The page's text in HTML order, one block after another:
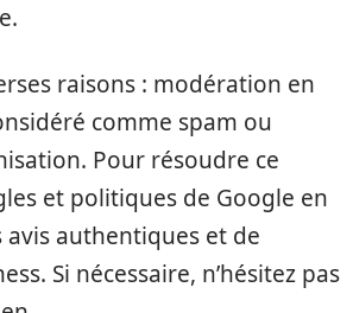
raisons : modération en
comme spam ou
Pour résoudre ce
et politiques de Google en
avis authentiques et de
Si nécessaire, n’hésitez pas